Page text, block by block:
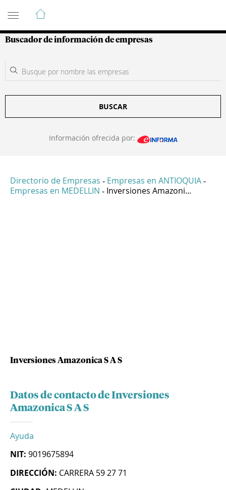
Guía de Empresas Colombianas
Buscador de información de empresas
BUSCAR
Información ofrecida por:
Directorio de Empresas - Empresas en ANTIOQUIA -
Empresas en MEDELLIN - Inversiones Amazoni...
Inversiones Amazonica S A S
Datos de contacto de Inversiones
Amazonica S A S
Ayuda
NIT: 9019675894
DIRECCIÓN: CARRERA 59 27 71